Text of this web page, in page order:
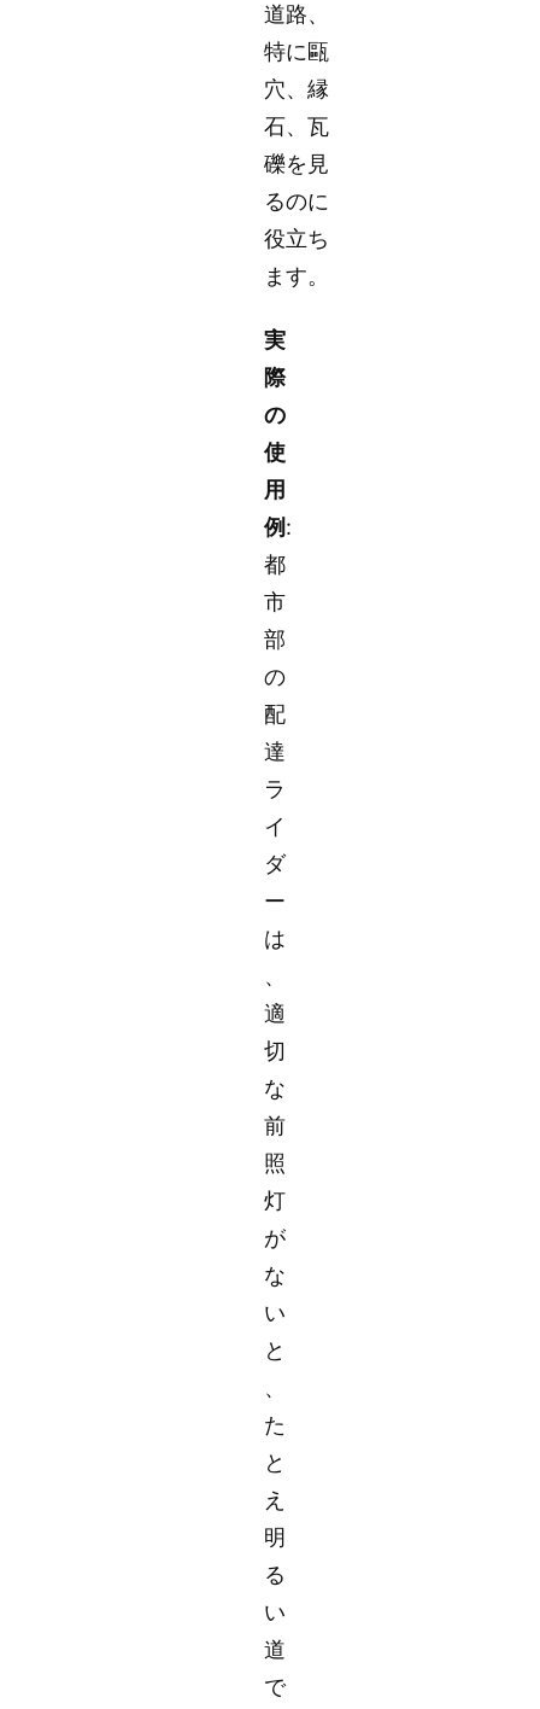
道路、
特に甌
穴、縁
石、瓦
礫を見
るのに
役立ち
ます。
実
際
の
使
用
例:
都
市
部
の
配
達
ラ
イ
ダ
ー
は
、
適
切
な
前
照
灯
が
な
い
と
、
た
と
え
明
る
い
道
で